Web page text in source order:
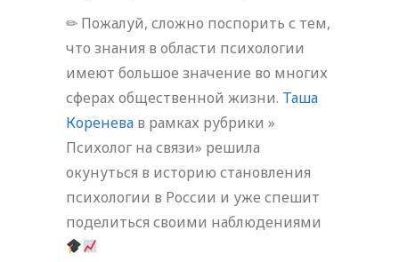
✏ Пожалуй, сложно поспорить с тем,
что знания в области психологии
имеют большое значение во многих
сферах общественной жизни. Таша
Коренева в рамках рубрики »
Психолог на связи» решила
окунуться в историю становления
психологии в России и уже спешит
поделиться своими наблюдениями